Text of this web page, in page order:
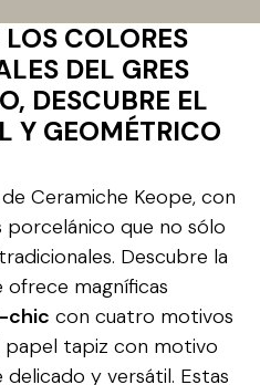
COLORES
DEL GRES
DESCUBRE EL
Y GEOMÉTRICO
Ceramiche Keope, con
porcelánico que no sólo
Descubre la
ofrece magníficas
chic con cuatro motivos
papel tapiz con motivo
y versátil. Estas